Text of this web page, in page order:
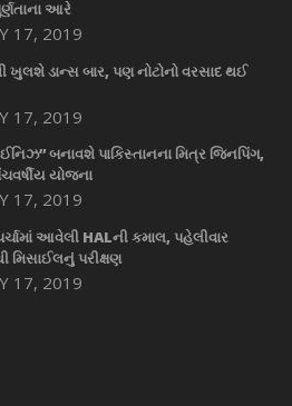
આરે
17, 2019
ખુલશે ડાન્સ બાર, પણ નોટોનો વરસાદ થઈ
17, 2019
બનાવશે પાકિસ્તાનના મિત્ર જિનપિંગ,
યોજના
17, 2019
આવેલી HALની કમાલ, પહેલીવાર
મિસાઈલનું પરીક્ષણ
17, 2019